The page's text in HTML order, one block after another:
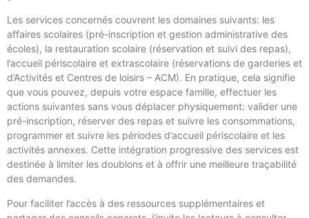
Les services concernés couvrent les domaines suivants: les
affaires scolaires (pré-inscription et gestion administrative des
écoles), la restauration scolaire (réservation et suivi des repas),
l’accueil périscolaire et extrascolaire (réservations de garderies et
d’Activités et Centres de loisirs – ACM). En pratique, cela signifie
que vous pouvez, depuis votre espace famille, effectuer les
actions suivantes sans vous déplacer physiquement: valider une
pré-inscription, réserver des repas et suivre les consommations,
programmer et suivre les périodes d’accueil périscolaire et les
activités annexes. Cette intégration progressive des services est
destinée à limiter les doublons et à offrir une meilleure traçabilité
des demandes.
Pour faciliter l’accès à des ressources supplémentaires et